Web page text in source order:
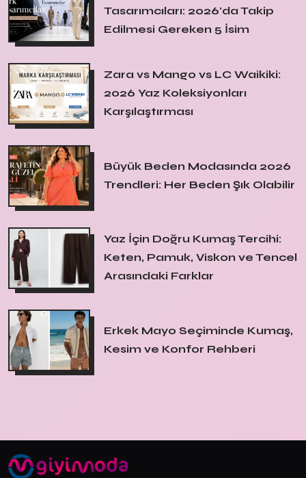
Tasarımcıları: 2026'da Takip
Edilmesi Gereken 5 İsim
Zara vs Mango vs LC Waikiki:
2026 Yaz Koleksiyonları
Karşılaştırması
Büyük Beden Modasında 2026
Trendleri: Her Beden Şık Olabilir
Yaz İçin Doğru Kumaş Tercihi:
Keten, Pamuk, Viskon ve Tencel
Arasındaki Farklar
Erkek Mayo Seçiminde Kumaş,
Kesim ve Konfor Rehberi